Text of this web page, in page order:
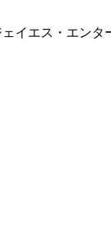
イエス・エンタ